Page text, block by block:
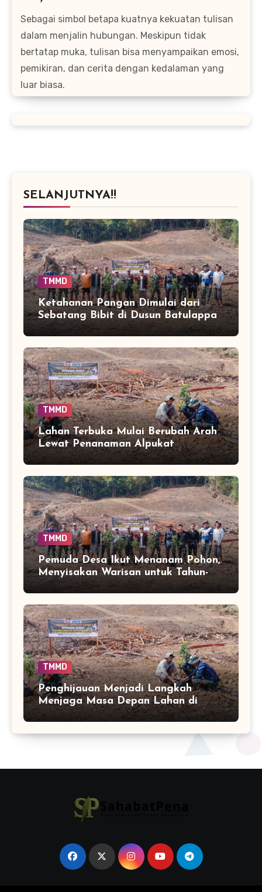
Sebagai simbol betapa kuatnya kekuatan tulisan
dalam menjalin hubungan. Meskipun tidak
bertatap muka, tulisan bisa menyampaikan emosi,
pemikiran, dan cerita dengan kedalaman yang
luar biasa.
SELANJUTNYA!!
TMMD
Ketahanan Pangan Dimulai dari
Sebatang Bibit di Dusun Batulappa
TMMD
Lahan Terbuka Mulai Berubah Arah
Lewat Penanaman Alpukat
TMMD
Pemuda Desa Ikut Menanam Pohon,
Menyisakan Warisan untuk Tahun-
Tahun Mendatang
TMMD
Penghijauan Menjadi Langkah
Menjaga Masa Depan Lahan di
Bontocani